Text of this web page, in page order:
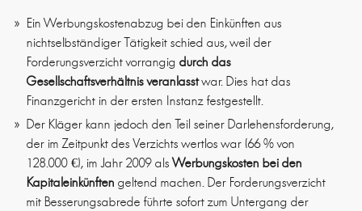
Ein Werbungskostenabzug bei den Einkünften aus
nichtselbständiger Tätigkeit schied aus, weil der
Forderungsverzicht vorrangigdurch das
Gesellschaftsverhältnis veranlasstwar. Dies hat das
Finanzgericht in der ersten Instanz festgestellt.
Der Kläger kann jedoch den Teil seiner Darlehensforderung,
der im Zeitpunkt des Verzichts wertlos war (66 % von
128.000 €), im Jahr 2009 alsWerbungskosten bei den
Kapitaleinkünften geltend machen. Der Forderungsverzicht
mit Besserungsabrede führte sofort zum Untergang der